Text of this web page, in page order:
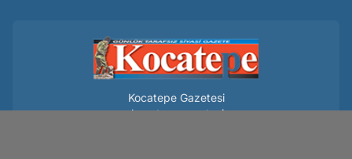
Kocatepe Gazetesi
www.kocatepegazetesi.com